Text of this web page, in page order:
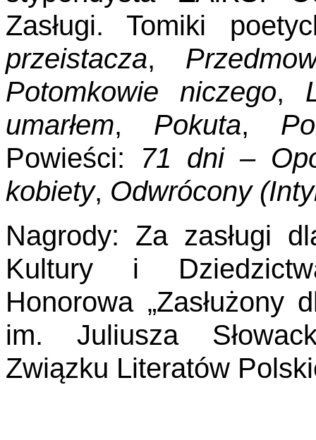
Zasługi. Tomiki
przeistacza,
Potomko­wie niczego,
umarłem, Pokuta,
Powieści: 71 dni –
kobiety, Odwró­cony
Nagrody: Za zasługi
Kultury i
Honorowa „Za­służony
im. Juliusza
Związku Literatów